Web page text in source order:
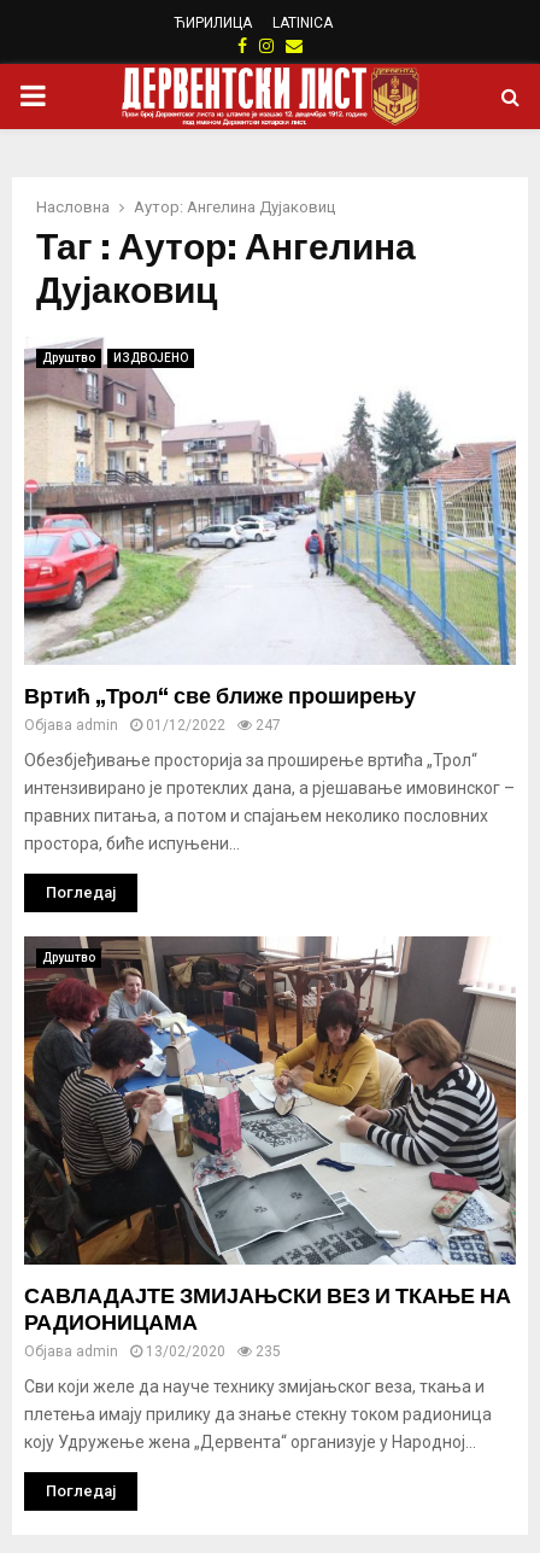
ЋИРИЛИЦА LATINICA
Facebook
Instagram
Email
PRIMARY
Насловна Аутор: Ангелина Дујаковиц
Таг : Аутор: Ангелина
Дујаковиц
Друштво ИЗДВОЈЕНО
Вртић „Трол“ све ближе проширењу
Објава admin 01/12/2022 247
Обезбјеђивање просторија за проширење вртића „Трол“
интензивирано је протеклих дана, а рјешавање имовинског –
правних питања, а потом и спајањем неколико пословних
простора, биће испуњени...
Погледај
Друштво
САВЛАДАЈТЕ ЗМИЈАЊСКИ ВЕЗ И ТКАЊЕ НА
РАДИОНИЦАМА
Објава admin 13/02/2020 235
Сви који желе да науче технику змијањског веза, ткања и
плетења имају прилику да знање стекну током радионица
коју Удружење жена „Дервента“ организује у Народној...
Погледај